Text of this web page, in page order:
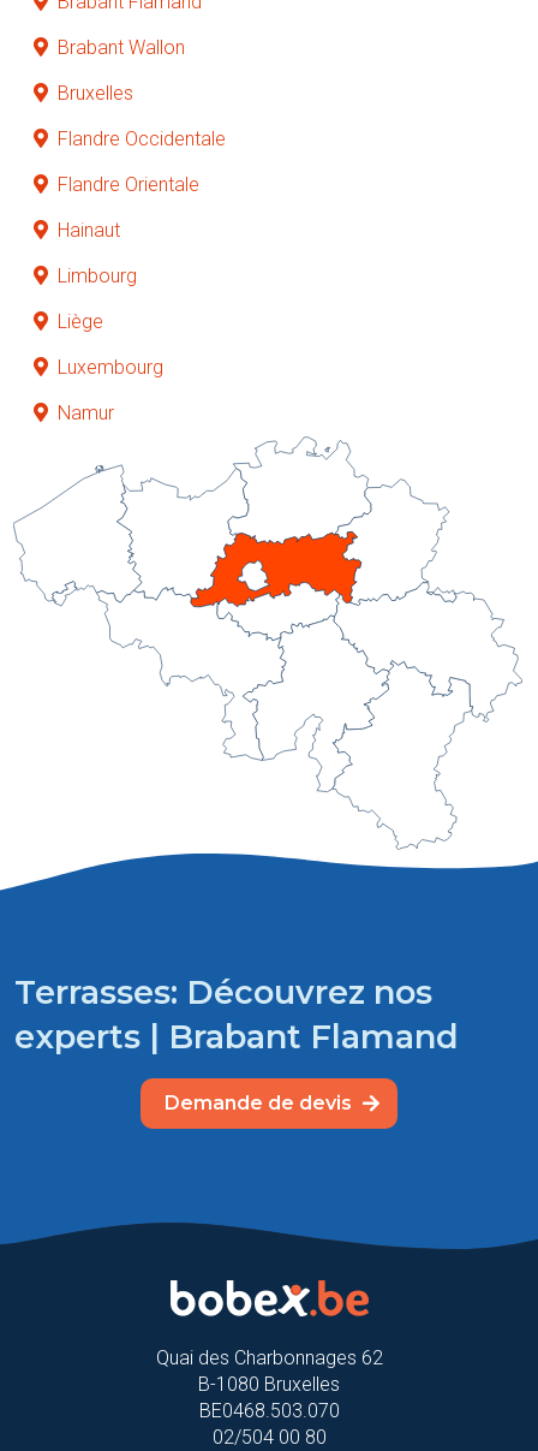
Brabant Wallon
Bruxelles
Flandre Occidentale
Flandre Orientale
Hainaut
Limbourg
Liège
Luxembourg
Namur
Terrasses: Découvrez nos
experts | Brabant Flamand
Demande de devis
Quai des Charbonnages 62
B-1080 Bruxelles
BE0468.503.070
02/504 00 80